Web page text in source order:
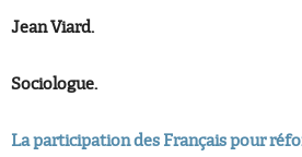
Jean Viard.
Sociologue.
La participation des Français pour